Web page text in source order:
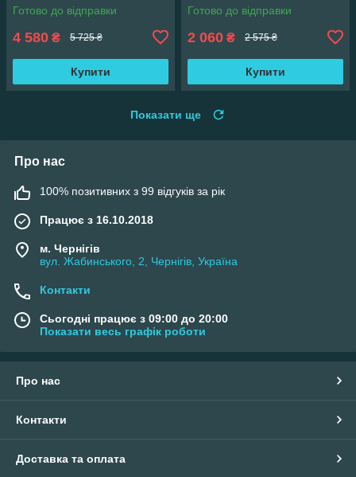
Готово до відправки
4 580 ₴ 5 725 ₴
Купити
Готово до відправки
2 060 ₴ 2 575 ₴
Купити
Показати ще
Про нас
100% позитивних з 99 відгуків за рік
Працює з 16.10.2018
м. Чернігів
вул. Жабинського, 2, Чернігів, Україна
Контакти
Сьогодні працює з 09:00 до 20:00
Показати весь графік роботи
Про нас
Контакти
Доставка та оплата